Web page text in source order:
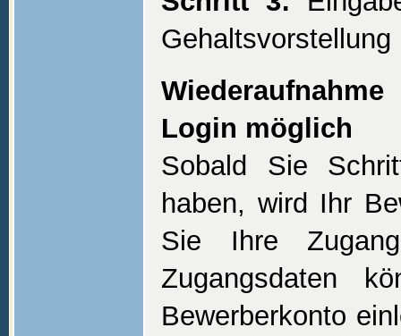
Gehaltsvorstellung
Login möglich
Sobald Sie
haben, wird Ihr
Sie Ihre
Zugangsdaten
Bewerberkonto